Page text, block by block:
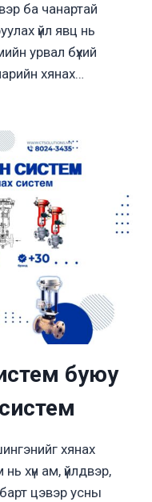
ба чанартай
үйл явц нь
урвал бүхий
хянах…
буюу
хянах
хүн ам, үйлдвэр,
цэвэр усны